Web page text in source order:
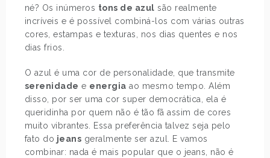
né? Os inúmeros tons de azul são realmente
incríveis e é possível combiná-los com várias outras
cores, estampas e texturas, nos dias quentes e nos
dias frios.
O azul é uma cor de personalidade, que transmite
serenidade e energia ao mesmo tempo. Além
disso, por ser uma cor super democrática, ela é
queridinha por quem não é tão fã assim de cores
muito vibrantes. Essa preferência talvez seja pelo
fato do jeans geralmente ser azul. E vamos
combinar: nada é mais popular que o jeans, não é